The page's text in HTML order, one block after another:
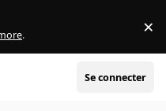
. ×
Se connecter